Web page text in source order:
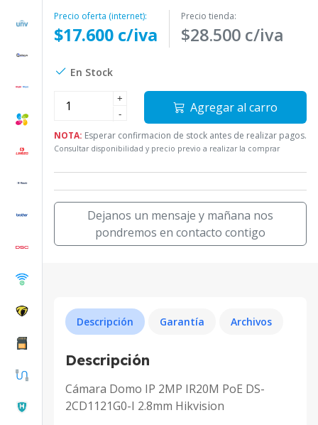
Precio oferta (internet):
$17.600 c/iva
Precio tienda:
$28.500 c/iva
En Stock
+
-
Agregar al carro
NOTA: Esperar confirmacion de stock antes de realizar pagos.
Consultar disponibilidad y precio previo a realizar la comprar
Dejanos un mensaje y mañana nos
pondremos en contacto contigo
Descripción Garantía Archivos
Descripción
Cámara Domo IP 2MP IR20M PoE DS-
2CD1121G0-I 2.8mm Hikvision